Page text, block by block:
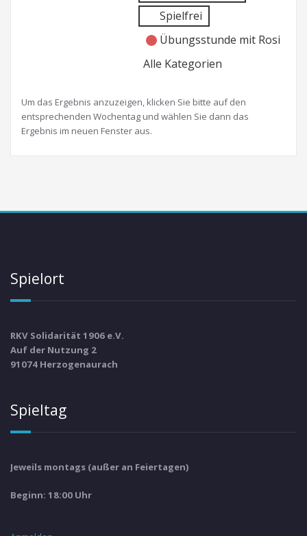
Spielfrei
Übungsstunde mit Rosi
Alle Kategorien
Um das Ergebnis anzuzeigen, klicken Sie bitte auf den
entsprechenden Wochentag und wählen Sie dann das
Ergebnis im neuen Fenster aus.
Spielort
RKV Solidarität 1906 e.V.
Auf der Nutzung 2
91074 Herzogenaurach
Spieltag
Jeweils montags (außer an Feiertagen)
Beginn: 18:00 Uhr